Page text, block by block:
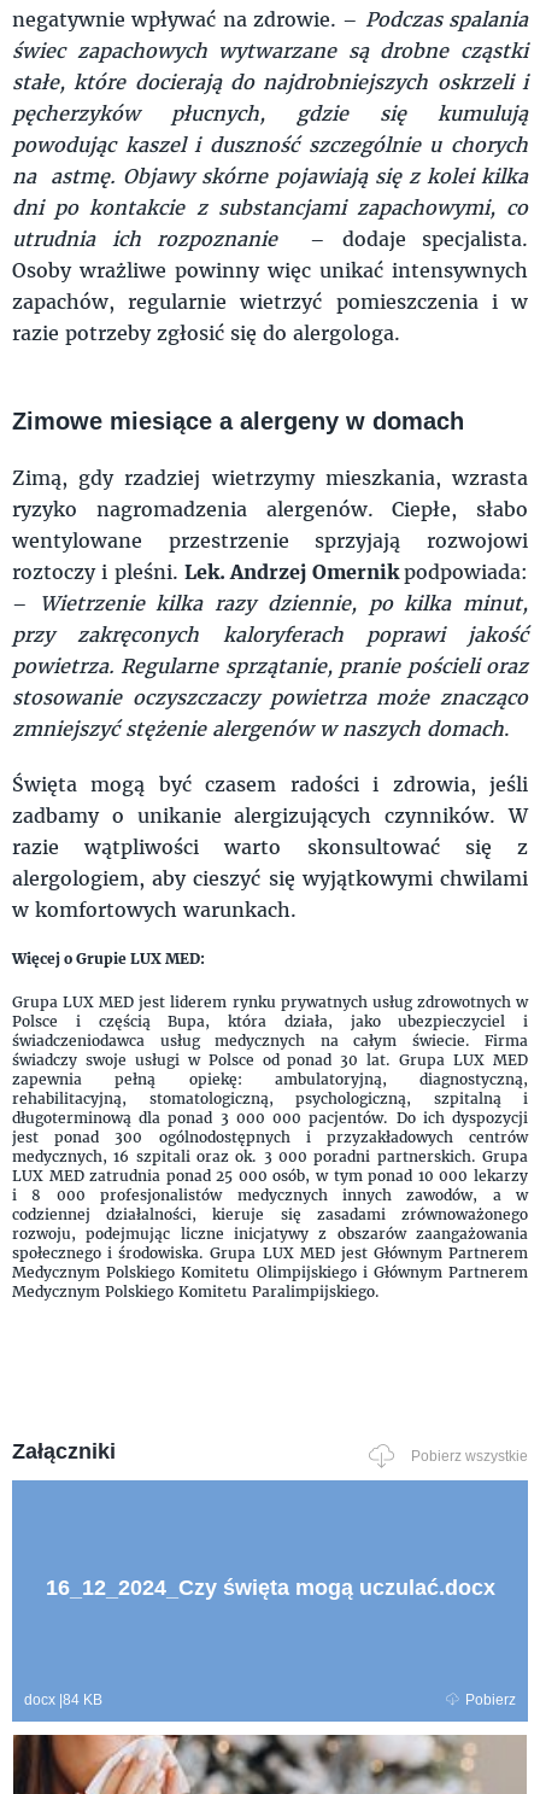
negatywnie wpływać na zdrowie. – Podczas spalania
świec zapachowych wytwarzane są drobne cząstki
stałe, które docierają do najdrobniejszych oskrzeli i
pęcherzyków płucnych, gdzie się kumulują
powodując kaszel i duszność szczególnie u chorych
na astmę. Objawy skórne pojawiają się z kolei kilka
dni po kontakcie z substancjami zapachowymi, co
utrudnia ich rozpoznanie– dodaje specjalista.
Osoby wrażliwe powinny więc unikać intensywnych
zapachów, regularnie wietrzyć pomieszczenia i w
razie potrzeby zgłosić się do alergologa.
Zimowe miesiące a alergeny w domach
Zimą, gdy rzadziej wietrzymy mieszkania, wzrasta
ryzyko nagromadzenia alergenów. Ciepłe, słabo
wentylowane przestrzenie sprzyjają rozwojowi
roztoczy i pleśni. Lek. Andrzej Omernikpodpowiada:
–
Wietrzenie kilka razy dziennie, po kilka minut,
przy zakręconych kaloryferach poprawi jakość
powietrza. Regularne sprzątanie, pranie pościeli oraz
stosowanie oczyszczaczy powietrza może znacząco
zmniejszyć stężenie alergenów w naszych domach.
Święta mogą być czasem radości i zdrowia, jeśli
zadbamy o unikanie alergizujących czynników. W
razie wątpliwości warto skonsultować się z
alergologiem, aby cieszyć się wyjątkowymi chwilami
w komfortowych warunkach.
Więcej o Grupie LUX MED:
Grupa LUX MED jest liderem rynku prywatnych usług zdrowotnych w
Polsce i częścią Bupa, która działa, jako ubezpieczyciel i
świadczeniodawca usług medycznych na całym świecie. Firma
świadczy swoje usługi w Polsce od ponad 30 lat. Grupa LUX MED
zapewnia pełną opiekę: ambulatoryjną, diagnostyczną,
rehabilitacyjną, stomatologiczną, psychologiczną, szpitalną i
długoterminową dla ponad 3 000 000 pacjentów. Do ich dyspozycji
jest ponad 300 ogólnodostępnych i przyzakładowych centrów
medycznych, 16 szpitali oraz ok. 3 000 poradni partnerskich. Grupa
LUX MED zatrudnia ponad 25 000 osób, w tym ponad 10 000 lekarzy
i 8 000 profesjonalistów medycznych innych zawodów, a w
codziennej działalności, kieruje się zasadami zrównoważonego
rozwoju, podejmując liczne inicjatywy z obszarów zaangażowania
społecznego i środowiska. Grupa LUX MED jest Głównym Partnerem
Medycznym Polskiego Komitetu Olimpijskiego i Głównym Partnerem
Medycznym Polskiego Komitetu Paralimpijskiego.
Załączniki Pobierz wszystkie
16_12_2024_Czy święta mogą uczulać.docx
docx 84 KB Pobierz